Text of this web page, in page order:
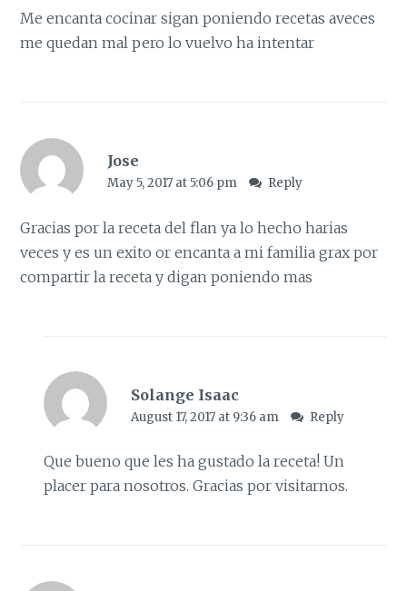
Me encanta cocinar sigan poniendo recetas aveces
me quedan mal pero lo vuelvo ha intentar
Jose
May 5, 2017 at 5:06 pm Reply
Gracias por la receta del flan ya lo hecho harias
veces y es un exito or encanta a mi familia grax por
compartir la receta y digan poniendo mas
Solange Isaac
August 17, 2017 at 9:36 am Reply
Que bueno que les ha gustado la receta! Un
placer para nosotros. Gracias por visitarnos.